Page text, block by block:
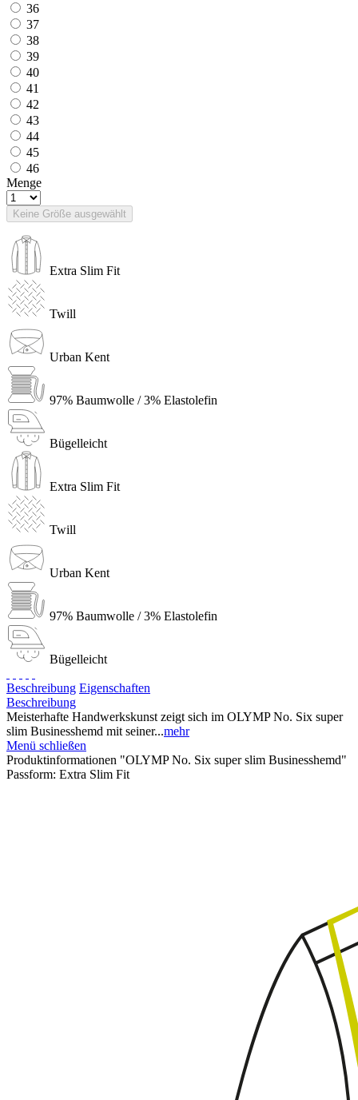
36
37
38
39
40
41
42
43
44
45
46
Menge
Keine Größe ausgewählt
Extra Slim Fit
Twill
Urban Kent
97% Baumwolle / 3% Elastolefin
Bügelleicht
Extra Slim Fit
Twill
Urban Kent
97% Baumwolle / 3% Elastolefin
Bügelleicht
Beschreibung Eigenschaften
Beschreibung
Meisterhafte Handwerkskunst zeigt sich im OLYMP No. Six super
slim Businesshemd mit seiner...mehr
Menü schließen
Produktinformationen "OLYMP No. Six super slim Businesshemd"
Passform: Extra Slim Fit